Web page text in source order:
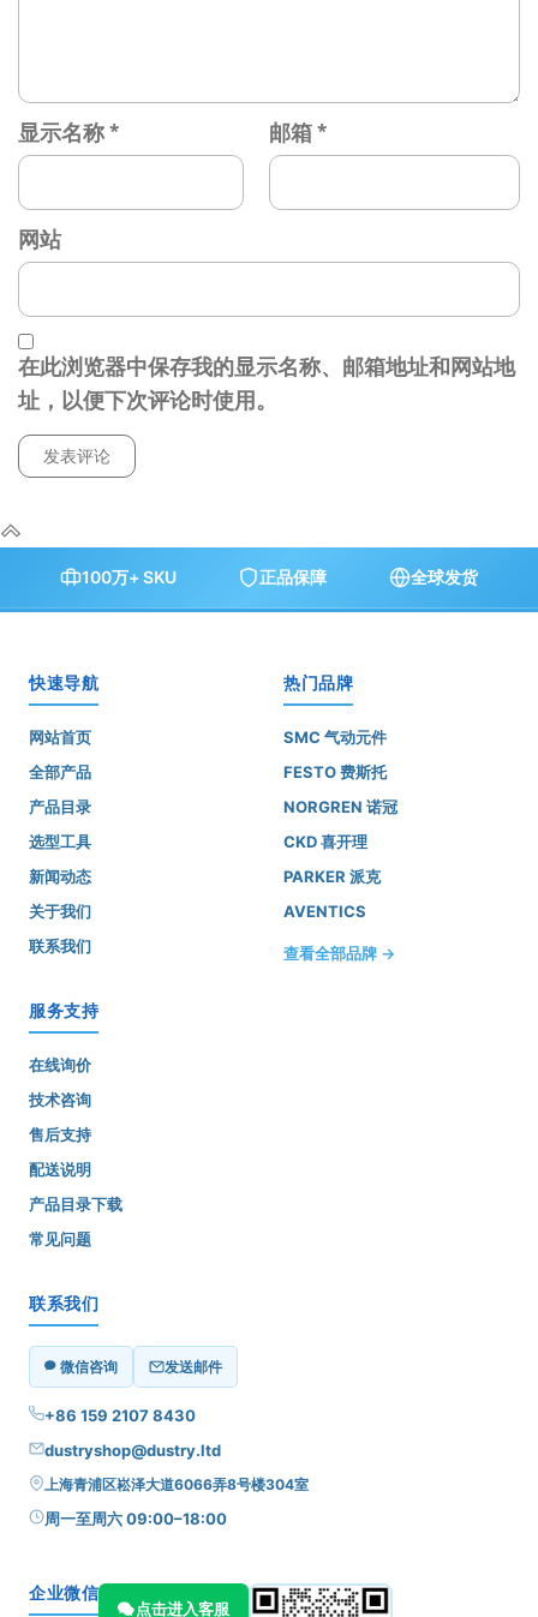
显示名称* 邮箱*
网站
在此浏览器中保存我的显示名称、邮箱地址和网站地
址，以便下次评论时使用。
100万+ SKU 正品保障 全球发货
快速导航
网站首页
全部产品
产品目录
选型工具
新闻动态
关于我们
联系我们
热门品牌
SMC 气动元件
FESTO 费斯托
NORGREN 诺冠
CKD 喜开理
PARKER 派克
AVENTICS
查看全部品牌 →
服务支持
在线询价
技术咨询
售后支持
配送说明
产品目录下载
常见问题
联系我们
微信咨询 发送邮件
+86 159 2107 8430
dustryshop@dustry.ltd
上海青浦区崧泽大道6066弄8号楼304室
周一至周六 09:00–18:00
企业微信
点击进入客服